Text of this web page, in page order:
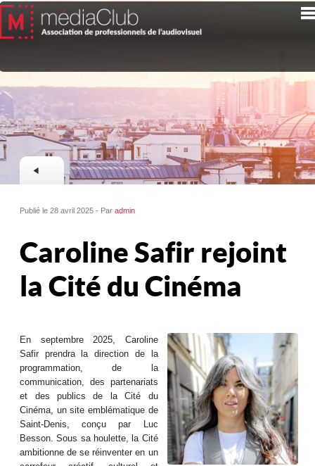
Publié le 28 avril 2025 - Paradmin
Caroline Safir rejoint
la Cité du Cinéma
En septembre 2025, Caroline
Safir prendra la direction de la
programmation, de la
communication, des partenariats
et des publics de la Cité du
Cinéma, un site emblématique de
Saint-Denis, conçu par Luc
Besson. Sous sa houlette, la Cité
ambitionne de se réinventer en un